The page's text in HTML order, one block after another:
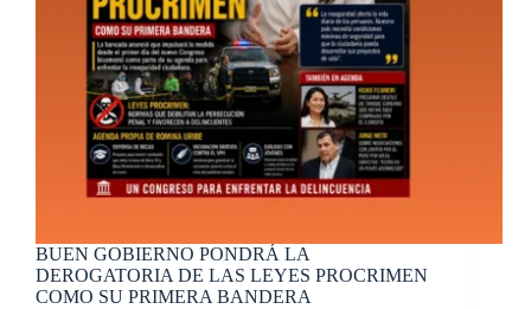
BUEN GOBIERNO PONDRÁ LA
DEROGATORIA DE LAS LEYES PROCRIMEN
COMO SU PRIMERA BANDERA